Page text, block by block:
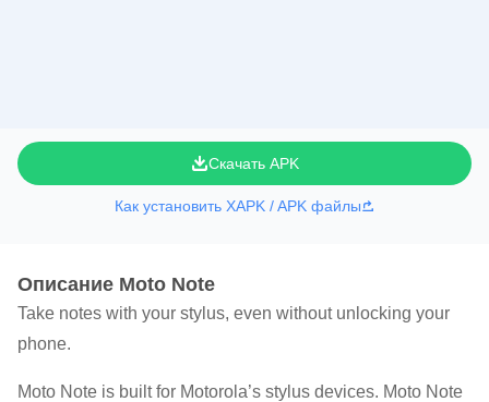
Скачать APK
Как установить XAPK / APK файлы
Oписание Moto Note
Take notes with your stylus, even without unlocking your
phone.
Moto Note is built for Motorola’s stylus devices. Moto Note